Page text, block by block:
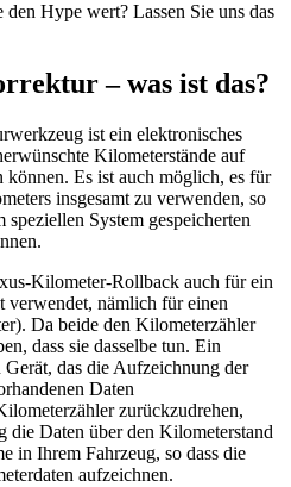
Hype wert? Lassen Sie uns das
– was ist das?
ist ein elektronisches
Kilometerstände auf
können. Es ist auch möglich, es für
insgesamt zu verwenden, so
speziellen System gespeicherten
Kilometer-Rollback auch für ein
verwendet, nämlich für einen
Da beide den Kilometerzähler
dass sie dasselbe tun. Ein
das die Aufzeichnung der
Daten
zurückzudrehen,
die Daten über den Kilometerstand
in Ihrem Fahrzeug, so dass die
aufzeichnen.